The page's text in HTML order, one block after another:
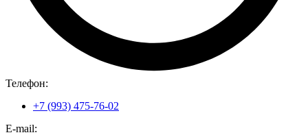
Телефон:
+7 (993) 475-76-02
E-mail: